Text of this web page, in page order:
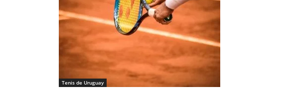
Tenis de Uruguay